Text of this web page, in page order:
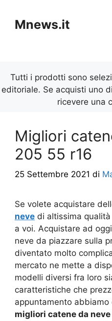
contenuto
Mnews.it
Tutti i prodotti sono
editoriale. Se acquisti uno
ricevere una
Migliori
205 55 r16
25 Settembre 2021 di
Se volete acquistare
neve di altissima
a voi. Acquistare ad
neve da piazzare sulla
diventato molto
mercato ne mette a
modelli diversi fra loro
caratteristiche che
appuntamento
migliori catene da